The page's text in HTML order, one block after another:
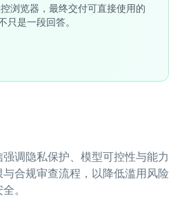
浏览器，最终交付可直接使用的
只是一段回答。
调隐私保护、模型可控性与能力
合规审查流程，以降低滥用风险
。